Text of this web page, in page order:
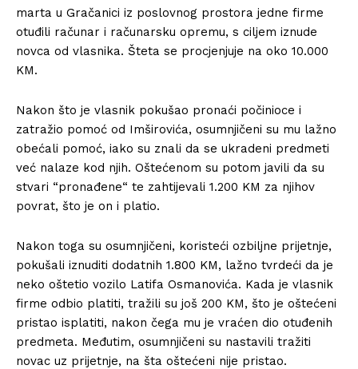
marta u Gračanici iz poslovnog prostora jedne firme
otuđili računar i računarsku opremu, s ciljem iznude
novca od vlasnika. Šteta se procjenjuje na oko 10.000
KM.
Nakon što je vlasnik pokušao pronaći počinioce i
zatražio pomoć od Imširovića, osumnjičeni su mu lažno
obećali pomoć, iako su znali da se ukradeni predmeti
već nalaze kod njih. Oštećenom su potom javili da su
stvari “pronađene“ te zahtijevali 1.200 KM za njihov
povrat, što je on i platio.
Nakon toga su osumnjičeni, koristeći ozbiljne prijetnje,
pokušali iznuditi dodatnih 1.800 KM, lažno tvrdeći da je
neko oštetio vozilo Latifa Osmanovića. Kada je vlasnik
firme odbio platiti, tražili su još 200 KM, što je oštećeni
pristao isplatiti, nakon čega mu je vraćen dio otuđenih
predmeta. Međutim, osumnjičeni su nastavili tražiti
novac uz prijetnje, na šta oštećeni nije pristao.